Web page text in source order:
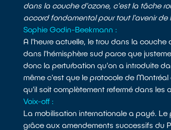
dans la couche d'ozone, c'est la tâche
accord fondamental pour tout l'avenir de
Sophie Godin-Beekmann :
A l'heure actuelle, le trou dans la
dans l'hémisphère sud parce que
donc la perturbation qu'on a introduite
même c'est que le protocole de
qu'il soit complètement refermé dans les
Voix-off :
La mobilisation internationale a payé.
grâce aux amendements successifs du